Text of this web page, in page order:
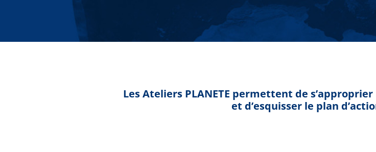
Les Ateliers PLANETE permettent de
et d’esquisser le plan